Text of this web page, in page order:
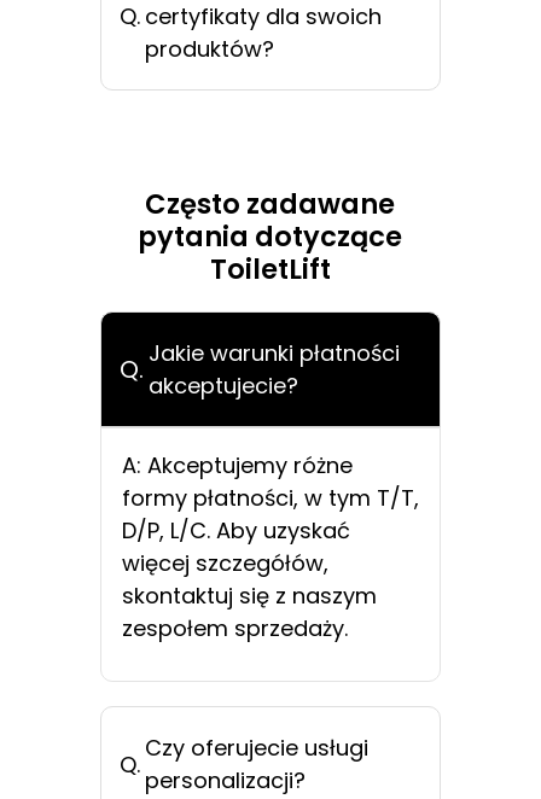
Q. certyfikaty dla swoich
produktów?
Często zadawane
pytania dotyczące
ToiletLift
Q. Jakie warunki płatności
akceptujecie?
A: Akceptujemy różne
formy płatności, w tym T/T,
D/P, L/C. Aby uzyskać
więcej szczegółów,
skontaktuj się z naszym
zespołem sprzedaży.
Q.
Czy oferujecie usługi
personalizacji?